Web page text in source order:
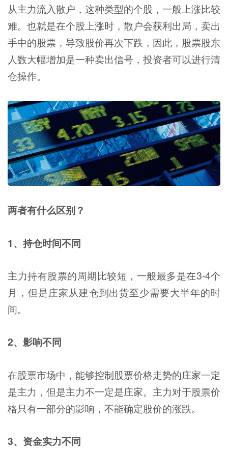
从主力流入散户，这种类型的个股，一般上涨比较
难。也就是在个股上涨时，散户会获利出局，卖出
手中的股票，导致股价再次下跌，因此，股票股东
人数大幅增加是一种卖出信号，投资者可以进行清
仓操作。
两者有什么区别？
1、持仓时间不同
主力持有股票的周期比较短，一般最多是在3-4个
月，但是庄家从建仓到出货至少需要大半年的时
间。
2、影响不同
在股票市场中，能够控制股票价格走势的庄家一定
是主力，但是主力不一定是庄家。主力对于股票价
格只有一部分的影响，不能确定股价的涨跌。
3、资金实力不同